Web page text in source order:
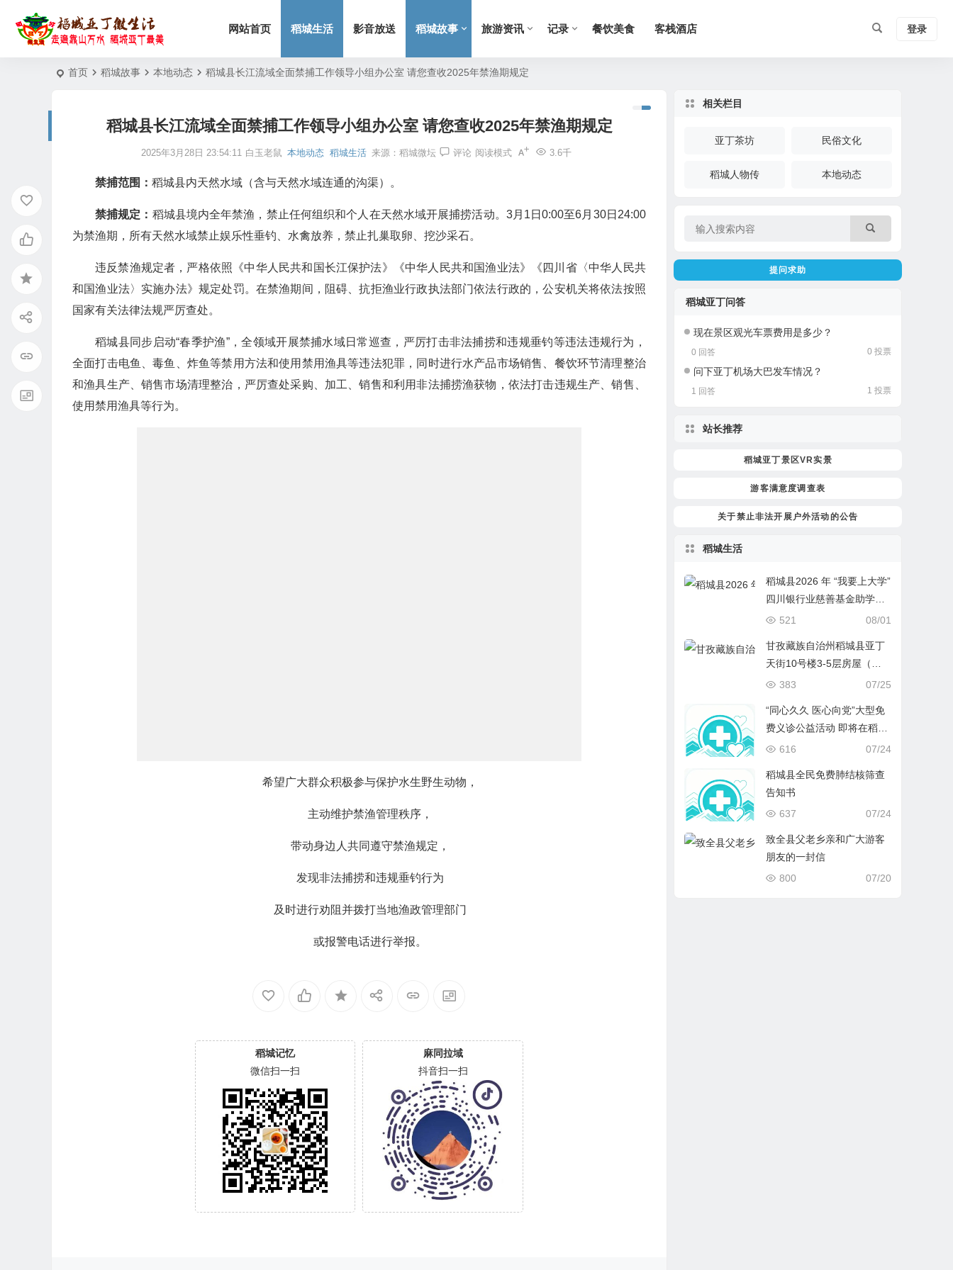
网站首页 稻城生活 影音放送 稻城故事 旅游资讯 记录 餐饮美食 客栈酒店 登录
首页 稻城故事 本地动态 稻城县长江流域全面禁捕工作领导小组办公室 请您查收2025年禁渔期规定
稻城县长江流域全面禁捕工作领导小组办公室 请您查收2025年禁渔期规定
2025年3月28日 23:54:11 白玉老鼠 本地动态 稻城生活 来源： 稻城微坛 评论 3.6千
阅读模式
禁捕范围： 稻城县内天然水域（含与天然水域连通的沟渠）。
禁捕规定： 稻城县境内全年禁渔，禁止任何组织和个人在天然水域开展捕捞活动。3月1日0:00至6月30日24:00
为禁渔期，所有天然水域禁止娱乐性垂钓、水禽放养，禁止扎巢取卵、挖沙采石。
违反禁渔规定者，严格依照《中华人民共和国长江保护法》《中华人民共和国渔业法》《四川省〈中华人民共
和国渔业法〉实施办法》规定处罚。在禁渔期间，阻碍、抗拒渔业行政执法部门依法行政的，公安机关将依法按照
国家有关法律法规严厉查处。
稻城县同步启动“春季护渔”，全领域开展禁捕水域日常巡查，严厉打击非法捕捞和违规垂钓等违法违规行为，
全面打击电鱼、毒鱼、炸鱼等禁用方法和使用禁用渔具等违法犯罪，同时进行水产品市场销售、餐饮环节清理整治
和渔具生产、销售市场清理整治，严厉查处采购、加工、销售和利用非法捕捞渔获物，依法打击违规生产、销售、
使用禁用渔具等行为。
希望广大群众积极参与保护水生野生动物，
主动维护禁渔管理秩序，
带动身边人共同遵守禁渔规定，
发现非法捕捞和违规垂钓行为
及时进行劝阻并拨打当地渔政管理部门
或报警电话进行举报。
稻城记忆
微信扫一扫
麻同拉域
抖音扫一扫
相关栏目
亚丁茶坊 民俗文化
稻城人物传 本地动态
提问求助
稻城亚丁问答
现在景区观光车票费用是多少？
0 回答 0 投票
问下亚丁机场大巴发车情况？
1 回答 1 投票
站长推荐
稻城亚丁景区VR实景
游客满意度调查表
关于禁止非法开展户外活动的公告
稻城生活
稻城县2026 年 “我要上大学”
四川银行业慈善基金助学项
目开始报名啦！
08/01
521
甘孜藏族自治州稻城县亚丁
天街10号楼3-5层房屋（原
速8酒店）拍卖、变卖
07/25
383
“同心久久 医心向党”大型免
费义诊公益活动 即将在稻城
开启
07/24
616
稻城县全民免费肺结核筛查
告知书
07/24
637
致全县父老乡亲和广大游客
朋友的一封信
07/20
800